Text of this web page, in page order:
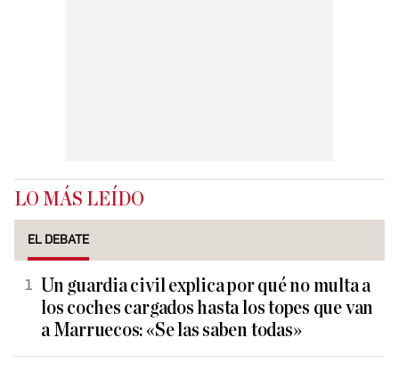
LO MÁS LEÍDO
EL DEBATE
Un guardia civil explica por qué no multa a
los coches cargados hasta los topes que van
a Marruecos: «Se las saben todas»